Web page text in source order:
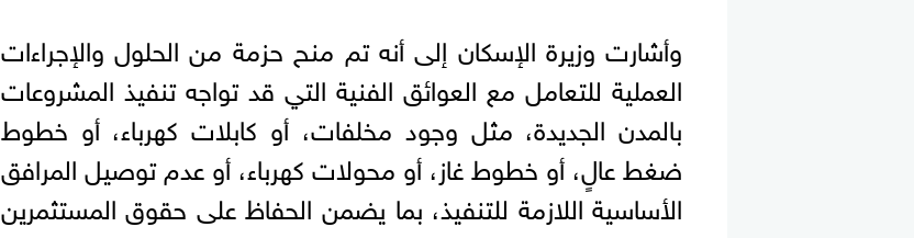
وأشارت وزيرة الإسكان إلى أنه تم منح حزمة من الحلول والإجراءات
العملية للتعامل مع العوائق الفنية التي قد تواجه تنفيذ المشروعات
بالمدن الجديدة، مثل وجود مخلفات، أو كابلات كهرباء، أو خطوط
ضغط عالٍ، أو خطوط غاز، أو محولات كهرباء، أو عدم توصيل المرافق
الأساسية اللازمة للتنفيذ، بما يضمن الحفاظ على حقوق المستثمرين